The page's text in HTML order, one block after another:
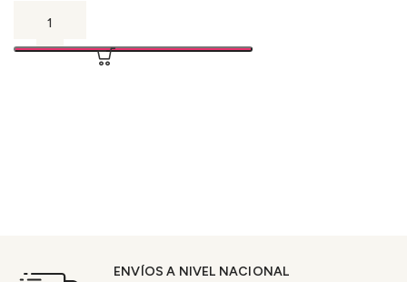
ENVÍOS A NIVEL NACIONAL